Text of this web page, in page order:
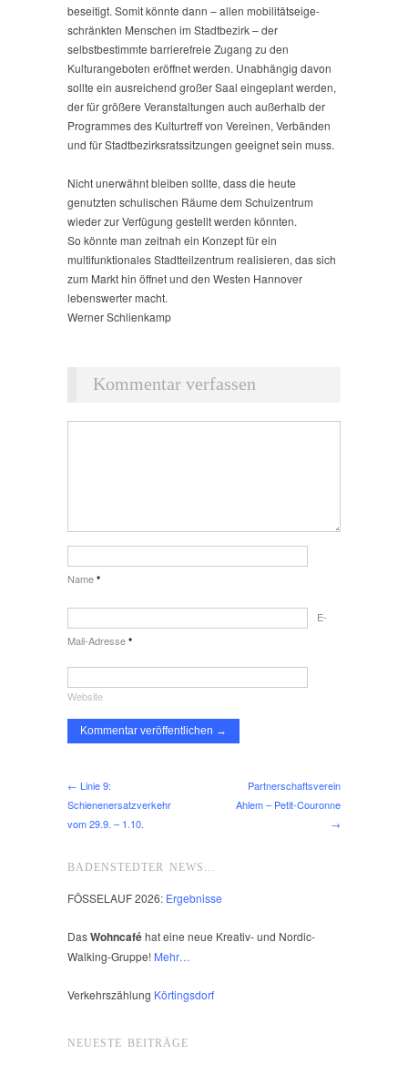
beseitigt. Somit könnte dann – allen mobilitätseige-
schränkten Menschen im Stadtbezirk – der
selbstbestimmte barrierefreie Zugang zu den
Kulturangeboten eröffnet werden. Unabhängig davon
sollte ein ausreichend großer Saal eingeplant werden,
der für größere Veranstaltungen auch außerhalb der
Programmes des Kulturtreff von Vereinen, Verbänden
und für Stadtbezirksratssitzungen geeignet sein muss.
Nicht unerwähnt bleiben sollte, dass die heute
genutzten schulischen Räume dem Schulzentrum
wieder zur Verfügung gestellt werden könnten.
So könnte man zeitnah ein Konzept für ein
multifunktionales Stadtteilzentrum realisieren, das sich
zum Markt hin öffnet und den Westen Hannover
lebenswerter macht.
Werner Schlienkamp
Kommentar verfassen
Name *
E-
Mail-Adresse *
Website
← Linie 9:
Schienenersatzverkehr
vom 29.9. – 1.10.
Partnerschaftsverein
Ahlem – Petit-Couronne
→
BADENSTEDTER NEWS…
FÖSSELAUF 2026: Ergebnisse
DasWohncaféhat eine neue Kreativ- und Nordic-
Walking-Gruppe! Mehr…
Verkehrszählung Körtingsdorf
NEUESTE BEITRÄGE